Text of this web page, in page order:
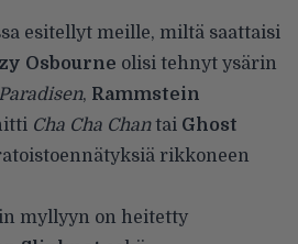
esitellyt meille, miltä saattaisi
Osbourne olisi tehnyt ysärin
, Rammstein
Cha Cha Chantai Ghost
rikkoneen
myllyyn on heitetty